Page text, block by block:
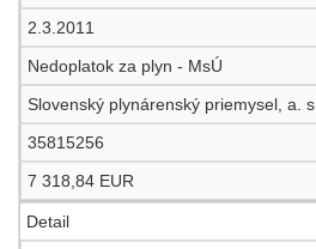
2.3.2011
Nedoplatok za plyn - MsÚ
Slovenský plynárenský priemysel, a. s.
35815256
7 318,84 EUR
Detail